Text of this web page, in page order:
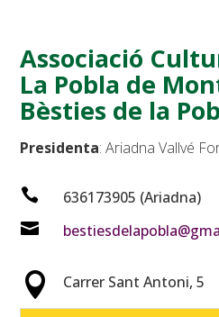
Associació
La Pobla de
Bèsties de la
Presidenta: Ariadna Vallvé
 636173905 (Ariadna)

 Carrer Sant Antoni, 5